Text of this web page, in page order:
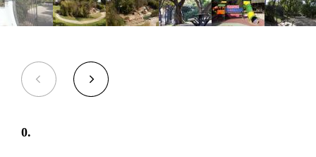
A més d'estes singularitats, al Parc de Benicalap hi ha altres dependències,
com ara vestidors en la zona esportiva i piscina, vestidors per al personal de
del seu evident caràcter urbà i, d'una altra, a l'equipament de què disposa
(piscines, zones esportives, jocs,...), este parc és un dels més visitats i
0.